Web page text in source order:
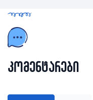
კომენტარები